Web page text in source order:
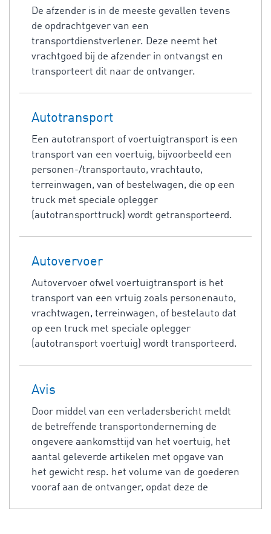
De afzender is in de meeste gevallen tevens
de opdrachtgever van een
transportdienstverlener. Deze neemt het
vrachtgoed bij de afzender in ontvangst en
transporteert dit naar de ontvanger.
Autotransport
Een autotransport of voertuigtransport is een
transport van een voertuig, bijvoorbeeld een
personen-/transportauto, vrachtauto,
terreinwagen, van of bestelwagen, die op een
truck met speciale oplegger
(autotransporttruck) wordt getransporteerd.
Autovervoer
Autovervoer ofwel voertuigtransport is het
transport van een vrtuig zoals personenauto,
vrachtwagen, terreinwagen, of bestelauto dat
op een truck met speciale oplegger
(autotransport voertuig) wordt transporteerd.
Avis
Door middel van een verladersbericht meldt
de betreffende transportonderneming de
ongevere aankomsttijd van het voertuig, het
aantal geleverde artikelen met opgave van
het gewicht resp. het volume van de goederen
vooraf aan de ontvanger, opdat deze de